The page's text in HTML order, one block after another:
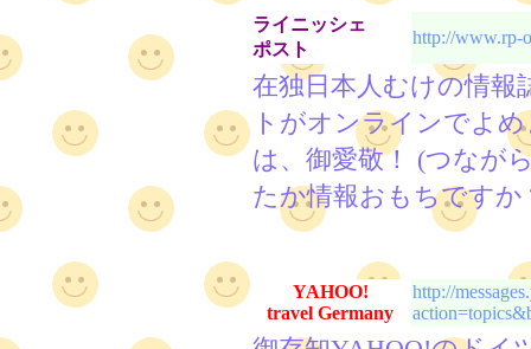
ライニッシェ
ポスト
http://www.rp-
在独日本人むけの情
トがオンラインでよ
は、御愛敬！ (つなが
たか情報おもちですか
YAHOO!
travel Germany
http://